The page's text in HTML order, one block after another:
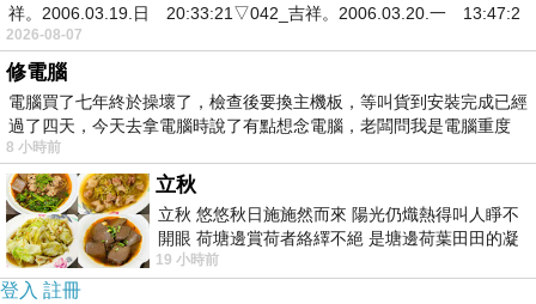
祥。2006.03.19.日 20:33:21▽042_吉祥。2006.03.20.一 13:47:2
2026-08-07
修電腦
電腦買了七年終於操壞了，檢查後要換主機板，等叫貨到安裝完成已經
過了四天，今天去拿電腦時說了有點想念電腦，老闆問我是電腦重度
8 小時前
立秋
立秋 悠悠秋日施施然而來 陽光仍熾熱得叫人睜不
開眼 荷塘邊賞荷者絡繹不絕 是塘邊荷葉田田的凝
望 風中飄逸的是映日荷花別樣紅
19 小時前
登入 註冊